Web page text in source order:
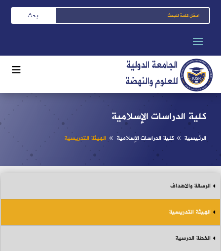
كلية الدراسات الإسلامية
الرئيسية 8 كلية الدراسات الإسلامية 8 الهيئة التدريسية
الرسالة والاهداف
الهيئة التدريسية
الخطة الدرسية